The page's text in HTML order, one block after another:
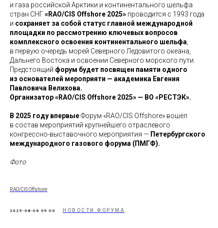
и газа российской Арктики и континентального шельфа
стран СНГ «RAO/CIS Offshore 2025» проводится с 1993 года
и сохраняет за собой статус главной международной
площадки по рассмотрению ключевых вопросов
комплексного освоения континентального шельфа
в первую очередь морей Северного Ледовитого океана,
Дальнего Востока и освоении Северного морского пути.
Предстоящий форум будет посвящен памяти одного
из основателей мероприяти — академика Евгения
Павловича Велихова.
Организатор «RAO/CIS Offshore 2025» — ВО «РЕСТЭК».
В 2025 году впервыеФорум «RAO/CIS Offshore» вошёл
в состав мероприятий крупнейшего отраслевого
конгрессно-выставочного мероприятия — Петербургского
международного газового форума (ПМГФ).
Фото
RAO/CIS Offshore
2025-08-06 09:00 НОВОСТИ ФОРУМА